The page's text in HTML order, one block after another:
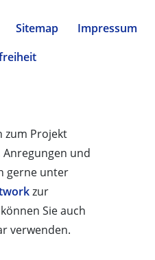
Sitemap Impressum
zum Projekt
und
gerne unter
zur
Sie auch
verwenden.